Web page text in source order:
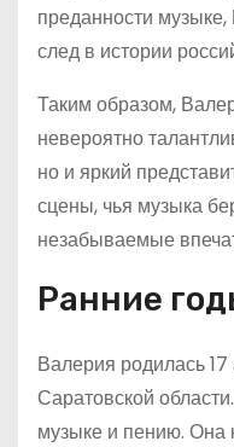
преданности
след в истории
Таким образом,
невероятно
но и яркий
сцены, чья музыка
незабываемые
Ранние
Валерия родилась 17
Саратовской
музыке и пению. Она